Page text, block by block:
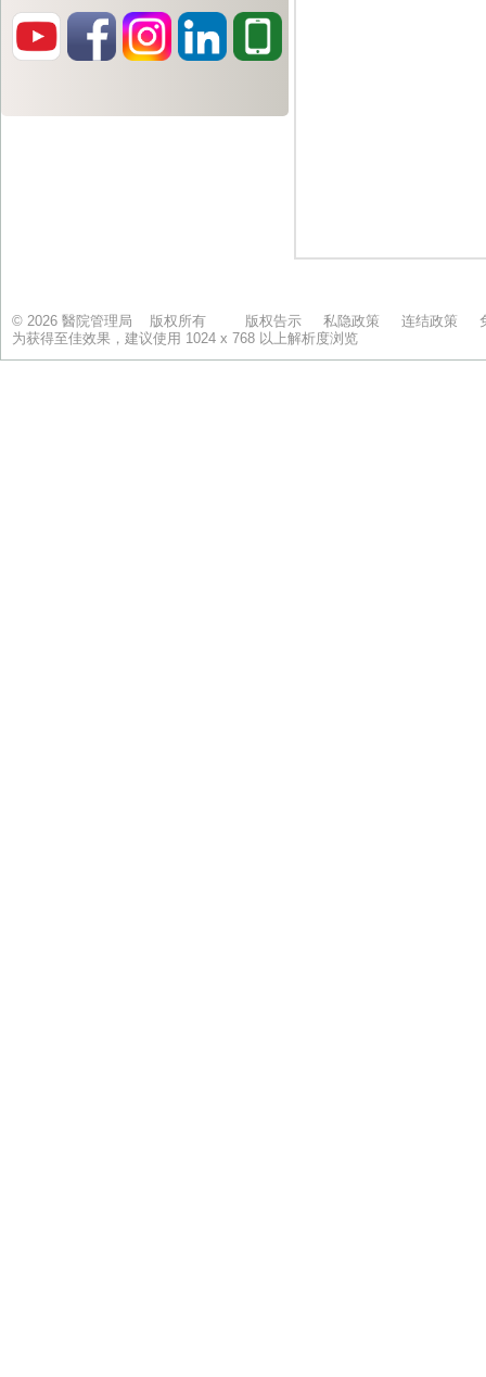
© 2026 醫院管理局 版权所有 版权告示 私隐政策 连结政策
为获得至佳效果，建议使用 1024 x 768 以上解析度浏览